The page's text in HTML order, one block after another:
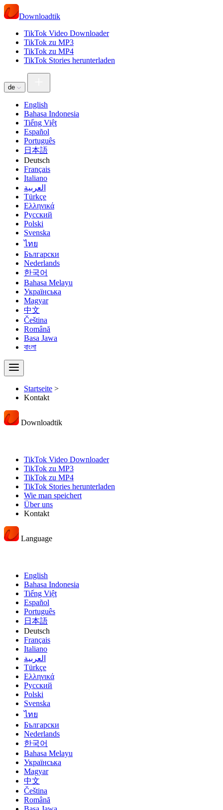
Downloadtik
TikTok Video Downloader
TikTok zu MP3
TikTok zu MP4
TikTok Stories herunterladen
de
English
Bahasa Indonesia
Tiếng Việt
Español
Português
日本語
Deutsch
Français
Italiano
العربية
Türkçe
Ελληνικά
Русский
Polski
Svenska
ไทย
Български
Nederlands
한국어
Bahasa Melayu
Українська
Magyar
中文
Čeština
Română
Basa Jawa
বাংলা
Startseite >
Kontakt
Downloadtik
TikTok Video Downloader
TikTok zu MP3
TikTok zu MP4
TikTok Stories herunterladen
Wie man speichert
Über uns
Kontakt
Language
English
Bahasa Indonesia
Tiếng Việt
Español
Português
日本語
Deutsch
Français
Italiano
العربية
Türkçe
Ελληνικά
Русский
Polski
Svenska
ไทย
Български
Nederlands
한국어
Bahasa Melayu
Українська
Magyar
中文
Čeština
Română